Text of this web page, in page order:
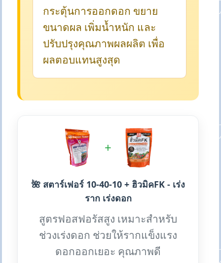
กระตุ้นการออกดอก ขยาย
ขนาดผล เพิ่มน้ำหนัก และ
ปรับปรุงคุณภาพผลผลิต เพื่อ
ผลตอบแทนสูงสุด
+
🌺 สตาร์เฟอร์ 10-40-10 + ฮิวมิคFK - เร่ง
ราก เร่งดอก
สูตรฟอสฟอรัสสูง เหมาะสำหรับ
ช่วงเร่งดอก ช่วยให้รากแข็งแรง
ดอกออกเยอะ คุณภาพดี